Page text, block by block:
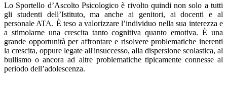
Lo Sportello d’Ascolto Psicologico è rivolto quindi non solo a tutti
gli studenti dell’Istituto, ma anche ai genitori, ai docenti e al
personale ATA. È teso a valorizzare l’individuo nella sua interezza e
a stimolarne una crescita tanto cognitiva quanto emotiva. È una
grande opportunità per affrontare e risolvere problematiche inerenti
la crescita, oppure legate all'insuccesso, alla dispersione scolastica, al
bullismo o ancora ad altre problematiche tipicamente connesse al
periodo dell’adolescenza.